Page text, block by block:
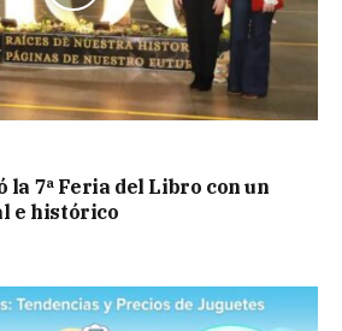
7ª Feria del Libro con un
e histórico